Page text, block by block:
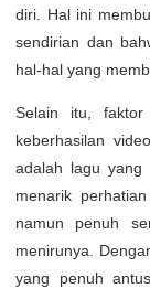
diri. Hal ini
sendirian dan
hal-hal yang
Selain itu,
keberhasilan
adalah lagu yang
menarik
namun penuh
menirunya.
yang penuh